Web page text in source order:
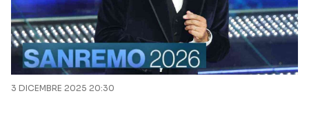
3 DICEMBRE 2025 20:30